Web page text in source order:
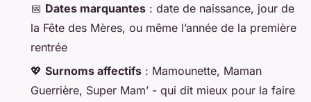
📅 Dates marquantes : date de naissance, jour de
la Fête des Mères, ou même l’année de la première
rentrée
💖 Surnoms affectifs : Mamounette, Maman
Guerrière, Super Mam’ - qui dit mieux pour la faire